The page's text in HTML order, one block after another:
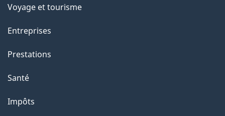
Voyage et tourisme
Entreprises
Prestations
Santé
Impôts